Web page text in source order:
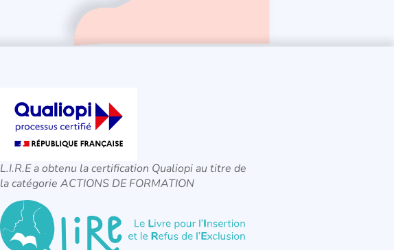
L.I.R.E a obtenu la certification Qualiopi au titre de
la catégorie ACTIONS DE FORMATION